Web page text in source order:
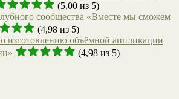
(5,00 из 5)
сообщества «Вместе мы сможем
(4,98 из 5)
изготовлению объёмной аппликации
(4,98 из 5)